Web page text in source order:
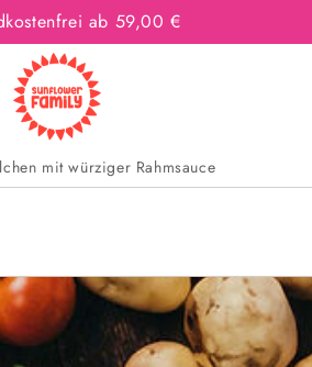
ab 59,00 €
mit würziger Rahmsauce